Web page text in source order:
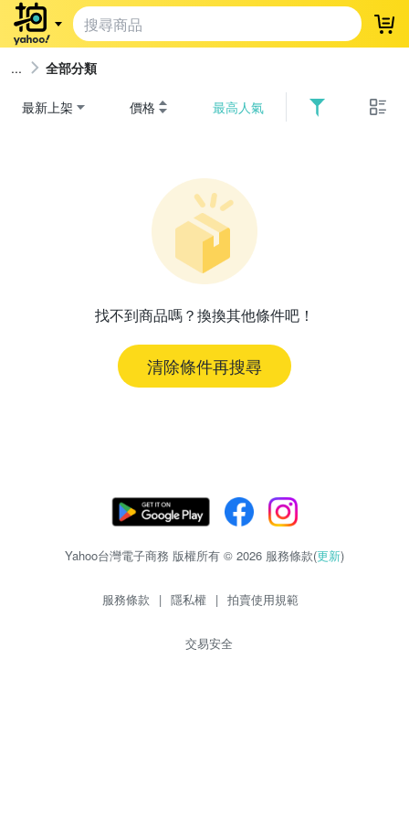
登
全部分類
最新上架 價格 最高人氣
找不到商品嗎？換換其他條件吧！
清除條件再搜尋
Yahoo台灣電子商務 版權所有 © 2026 服務條款(更新)
服務條款 | 隱私權 | 拍賣使用規範
交易安全